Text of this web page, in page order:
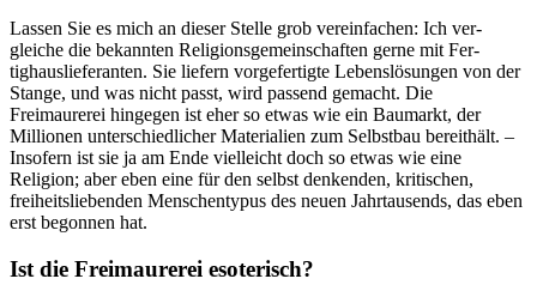
Lassen Sie es mich an dieser Stelle grob vereinfachen: Ich ver­
gleiche die bekannten Religions­gemeinschaften gerne mit Fer­
tighauslieferanten. Sie liefern vorgefertigte Lebenslösungen von der
Stange, und was nicht passt, wird passend gemacht. Die
Freimaurerei hingegen ist eher so etwas wie ein Baumarkt, der
Millionen unterschiedlicher Materialien zum Selbstbau be­reithält. –
Insofern ist sie ja am Ende vielleicht doch so etwas wie eine
Religion; aber eben eine für den selbst denkenden, kritischen,
freiheitsliebenden Menschentypus des neuen Jahr­tausends, das eben
erst be­gonnen hat.
Ist die Freimaurerei esote­risch?